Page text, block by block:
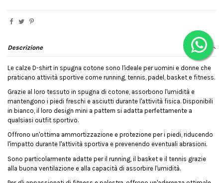
Descrizione
Le calze D-shirt in spugna cotone sono l'ideale per uomini e donne che
praticano attività sportive come running, tennis, padel, basket e fitness.
Grazie al loro tessuto in spugna di cotone, assorbono l'umidità e
mantengono i piedi freschi e asciutti durante l'attività fisica. Disponibili
in bianco, il loro design mini a pattern si adatta perfettamente a
qualsiasi outfit sportivo.
Offrono un'ottima ammortizzazione e protezione per i piedi, riducendo
l'impatto durante l'attività sportiva e prevenendo eventuali abrasioni.
Sono particolarmente adatte per il running, il basket e il tennis grazie
alla buona ventilazione e alla capacità di assorbire l'umidità.